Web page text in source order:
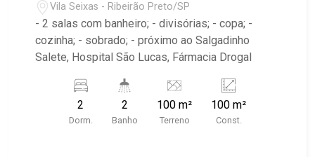
Vila Seixas - Ribeirão Preto/SP
- 2 salas com banheiro; - divisórias; - copa; -
cozinha; - sobrado; - próximo ao Salgadinho
Salete, Hospital São Lucas, Fármacia Drogal
2
Dorm.
2
Banho
100 m²
Terreno
100 m²
Const.